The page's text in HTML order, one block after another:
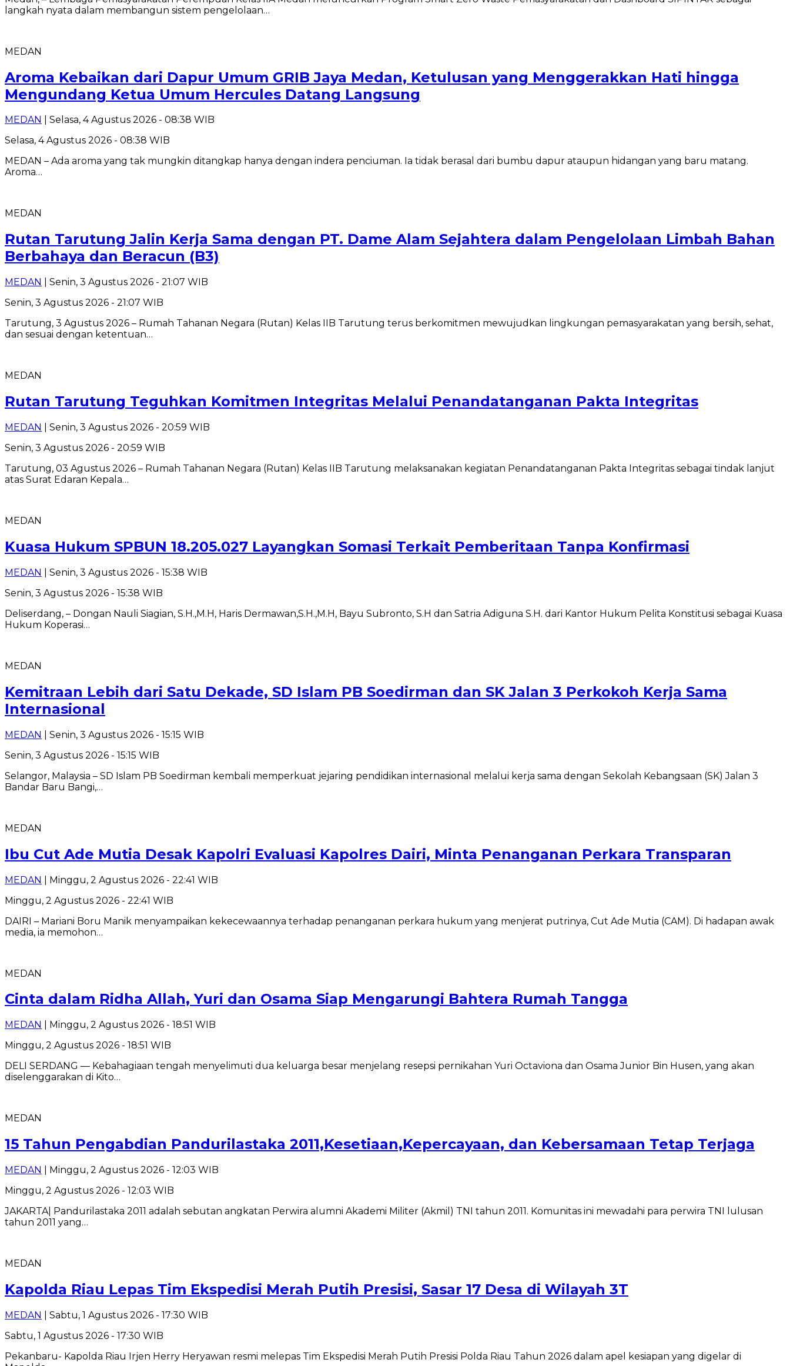
langkah nyata dalam membangun sistem pengelolaan…
MEDAN
Aroma Kebaikan dari Dapur Umum GRIB Jaya Medan, Ketulusan yang Menggerakkan Hati hingga
Mengundang Ketua Umum Hercules Datang Langsung
MEDAN
| Selasa, 4 Agustus 2026 - 08:38 WIB
Selasa, 4 Agustus 2026 - 08:38 WIB
MEDAN – Ada aroma yang tak mungkin ditangkap hanya dengan indera penciuman. Ia tidak berasal dari bumbu dapur ataupun hidangan yang baru matang.
Aroma…
MEDAN
Rutan Tarutung Jalin Kerja Sama dengan PT. Dame Alam Sejahtera dalam Pengelolaan Limbah Bahan
Berbahaya dan Beracun (B3)
MEDAN
| Senin, 3 Agustus 2026 - 21:07 WIB
Senin, 3 Agustus 2026 - 21:07 WIB
Tarutung, 3 Agustus 2026 – Rumah Tahanan Negara (Rutan) Kelas IIB Tarutung terus berkomitmen mewujudkan lingkungan pemasyarakatan yang bersih, sehat,
dan sesuai dengan ketentuan…
MEDAN
Rutan Tarutung Teguhkan Komitmen Integritas Melalui Penandatanganan Pakta Integritas
MEDAN
| Senin, 3 Agustus 2026 - 20:59 WIB
Senin, 3 Agustus 2026 - 20:59 WIB
Tarutung, 03 Agustus 2026 – Rumah Tahanan Negara (Rutan) Kelas IIB Tarutung melaksanakan kegiatan Penandatanganan Pakta Integritas sebagai tindak lanjut
atas Surat Edaran Kepala…
MEDAN
Kuasa Hukum SPBUN 18.205.027 Layangkan Somasi Terkait Pemberitaan Tanpa Konfirmasi
MEDAN
| Senin, 3 Agustus 2026 - 15:38 WIB
Senin, 3 Agustus 2026 - 15:38 WIB
Deliserdang, – Dongan Nauli Siagian, S.H.,M.H, Haris Dermawan,S.H.,M.H, Bayu Subronto, S.H dan Satria Adiguna S.H. dari Kantor Hukum Pelita Konstitusi sebagai Kuasa
Hukum Koperasi…
MEDAN
Kemitraan Lebih dari Satu Dekade, SD Islam PB Soedirman dan SK Jalan 3 Perkokoh Kerja Sama
Internasional
MEDAN
| Senin, 3 Agustus 2026 - 15:15 WIB
Senin, 3 Agustus 2026 - 15:15 WIB
Selangor, Malaysia – SD Islam PB Soedirman kembali memperkuat jejaring pendidikan internasional melalui kerja sama dengan Sekolah Kebangsaan (SK) Jalan 3
Bandar Baru Bangi,…
MEDAN
Ibu Cut Ade Mutia Desak Kapolri Evaluasi Kapolres Dairi, Minta Penanganan Perkara Transparan
MEDAN
| Minggu, 2 Agustus 2026 - 22:41 WIB
Minggu, 2 Agustus 2026 - 22:41 WIB
DAIRI – Mariani Boru Manik menyampaikan kekecewaannya terhadap penanganan perkara hukum yang menjerat putrinya, Cut Ade Mutia (CAM). Di hadapan awak
media, ia memohon…
MEDAN
Cinta dalam Ridha Allah, Yuri dan Osama Siap Mengarungi Bahtera Rumah Tangga
MEDAN
| Minggu, 2 Agustus 2026 - 18:51 WIB
Minggu, 2 Agustus 2026 - 18:51 WIB
DELI SERDANG — Kebahagiaan tengah menyelimuti dua keluarga besar menjelang resepsi pernikahan Yuri Octaviona dan Osama Junior Bin Husen, yang akan
diselenggarakan di Kito…
MEDAN
15 Tahun Pengabdian Pandurilastaka 2011,Kesetiaan,Kepercayaan, dan Kebersamaan Tetap Terjaga
MEDAN
| Minggu, 2 Agustus 2026 - 12:03 WIB
Minggu, 2 Agustus 2026 - 12:03 WIB
JAKARTA| Pandurilastaka 2011 adalah sebutan angkatan Perwira alumni Akademi Militer (Akmil) TNI tahun 2011. Komunitas ini mewadahi para perwira TNI lulusan
tahun 2011 yang…
MEDAN
Kapolda Riau Lepas Tim Ekspedisi Merah Putih Presisi, Sasar 17 Desa di Wilayah 3T
MEDAN
| Sabtu, 1 Agustus 2026 - 17:30 WIB
Sabtu, 1 Agustus 2026 - 17:30 WIB
Pekanbaru- Kapolda Riau Irjen Herry Heryawan resmi melepas Tim Ekspedisi Merah Putih Presisi Polda Riau Tahun 2026 dalam apel kesiapan yang digelar di